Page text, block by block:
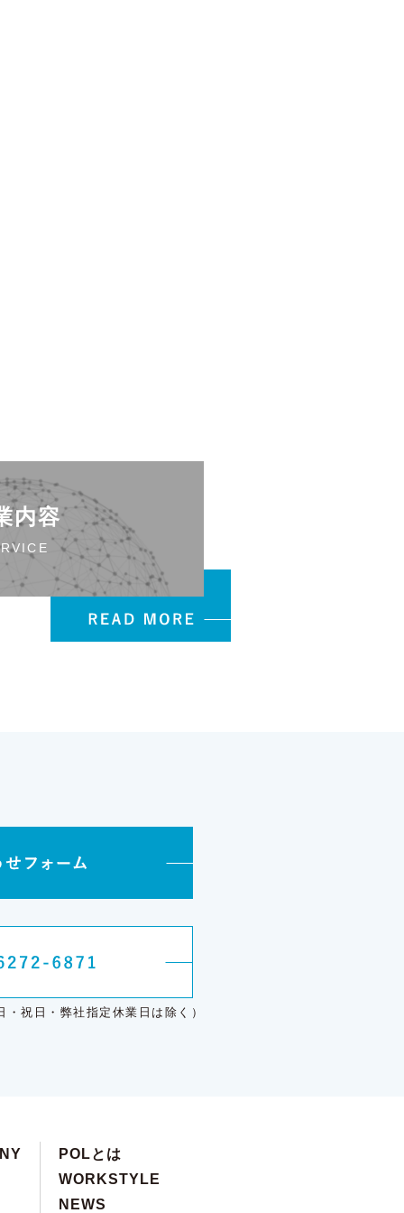
内容
祝日・弊社指定休業日は除く）
POLとは
WORKSTYLE
NEWS